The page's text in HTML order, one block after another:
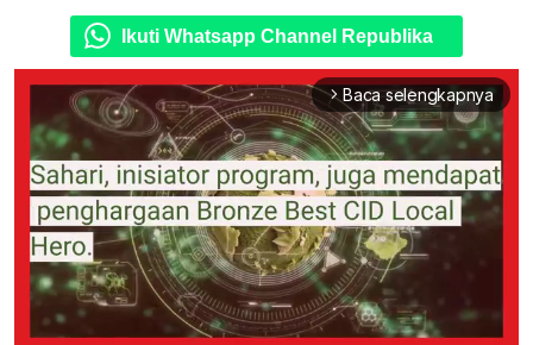
Ikuti Whatsapp Channel Republika
arrow_forward_ios Baca selengkapnya